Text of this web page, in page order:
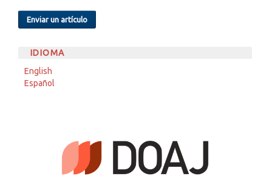
Enviar un artículo
IDIOMA
English
Español